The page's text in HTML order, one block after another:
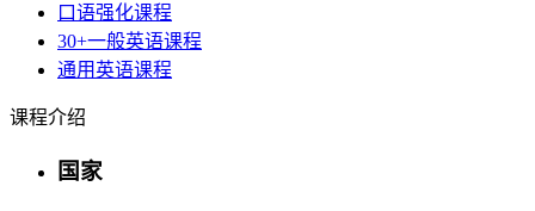
口语强化课程
30+一般英语课程
通用英语课程
课程介绍
国家